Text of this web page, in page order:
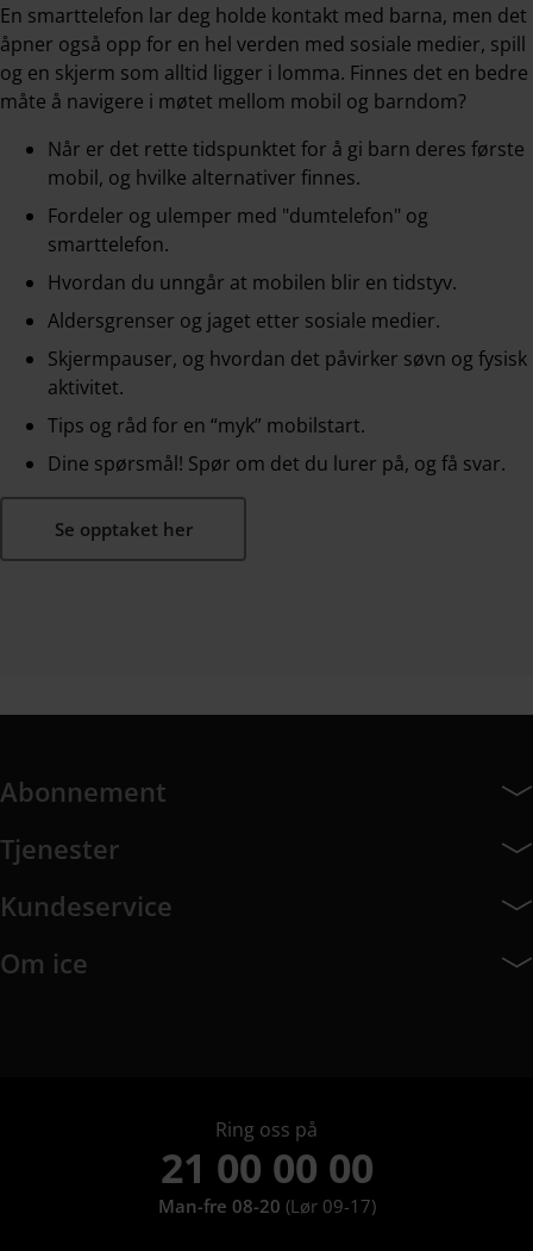
En smarttelefon lar deg holde kontakt med barna, men det
åpner også opp for en hel verden med sosiale medier, spill
og en skjerm som alltid ligger i lomma. Finnes det en bedre
måte å navigere i møtet mellom mobil og barndom?
Når er det rette tidspunktet for å gi barn deres første
mobil, og hvilke alternativer finnes.
Fordeler og ulemper med "dumtelefon" og
smarttelefon.
Hvordan du unngår at mobilen blir en tidstyv.
Aldersgrenser og jaget etter sosiale medier.
Skjermpauser, og hvordan det påvirker søvn og fysisk
aktivitet.
Tips og råd for en “myk” mobilstart.
Dine spørsmål! Spør om det du lurer på, og få svar.
Se opptaket her
Abonnement
Tjenester
Kundeservice
Om ice
Ring oss på
21 00 00 00
Man-fre 08-20 (Lør 09-17)